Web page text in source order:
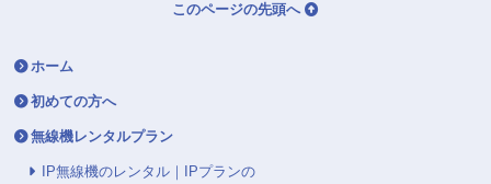
このページの先頭へ
ホーム
初めての方へ
無線機レンタルプラン
IP無線機のレンタル｜IPプランの